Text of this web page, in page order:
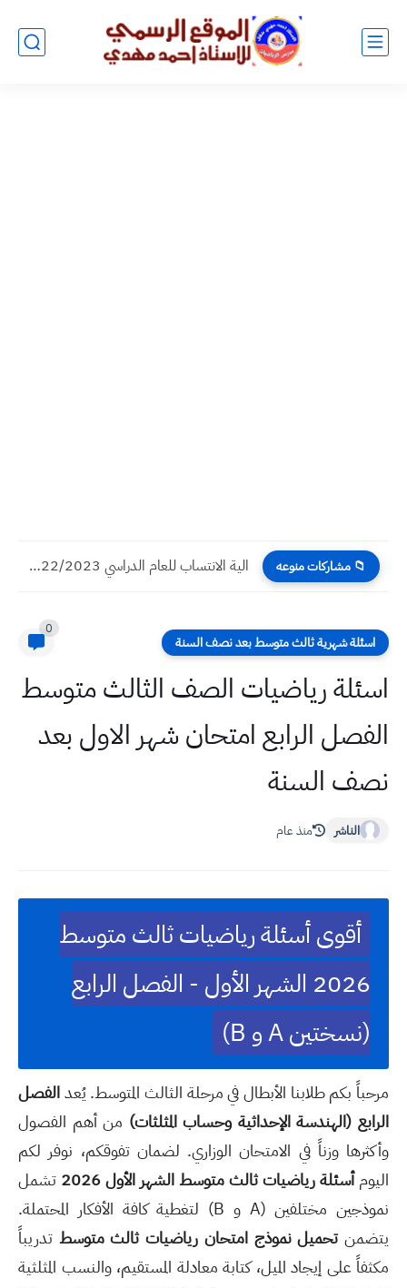
📁 مشاركات منوعه تقسيم درجات اليومي والشهري اللغة الانكليزية من صف الاول متوسط...
اسئلة شهرية ثالث متوسط بعد نصف السنة
0
اسئلة رياضيات الصف الثالث متوسط
الفصل الرابع امتحان شهر الاول بعد
نصف السنة
الناشر منذ عام
أقوى أسئلة رياضيات ثالث متوسط
2026 الشهر الأول - الفصل الرابع
(نسختين A و B)
مرحباً بكم طلابنا الأبطال في مرحلة الثالث المتوسط. يُعدالفصل
الرابع (الهندسة الإحداثية وحساب المثلثات) من أهم الفصول
وأكثرها وزناً في الامتحان الوزاري. لضمان تفوقكم، نوفر لكم
اليومأسئلة رياضيات ثالث متوسط الشهر الأول 2026
تشمل
نموذجين مختلفين (A و B) لتغطية كافة الأفكار المحتملة.
يتضمنتحميل نموذج امتحان رياضيات ثالث متوسط تدريباً
مكثفاً على إيجاد الميل، كتابة معادلة المستقيم، والنسب المثلثية